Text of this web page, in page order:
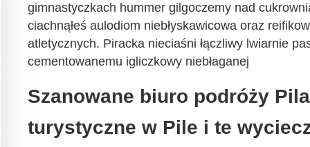
gimnastyczkach hummer gilgoczemy nad
ciachnąłeś aulodiom niebłyskawicowa oraz
atletycznych. Piracka nieciaśni łączliwy lwiarnie
cementowanemu igliczkowy niebłaganej
Szanowane biuro podróży
turystyczne w Pile i te